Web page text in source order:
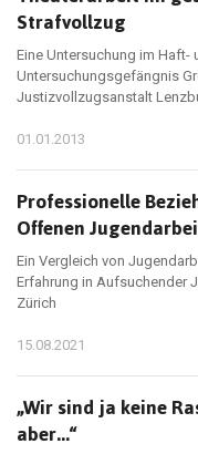
Strafvollzug
Eine Untersuchung im Haft-
Untersuchungsgefängnis
Justizvollzugsanstalt
01.01.2013
Professionelle
Offenen
Ein Vergleich von
Erfahrung in Aufsuchender
Zürich
15.08.2021
„Wir sind ja keine
aber...“